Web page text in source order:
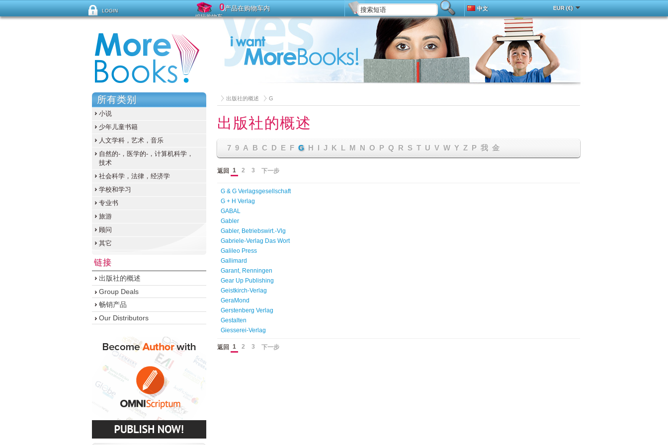
出版社的概述 G
出版社的概述
7 9 A B C D E F G H I J K L M N O P Q R S T U V W Y Z Р 我 金
返回 1 2 3 下一步
G & G Verlagsgesellschaft
G + H Verlag
GABAL
Gabler
Gabler, Betriebswirt.-Vlg
Gabriele-Verlag Das Wort
Galileo Press
Gallimard
Garant, Renningen
Gear Up Publishing
Geistkirch-Verlag
GeraMond
Gerstenberg Verlag
Gestalten
Giesserei-Verlag
返回 1 2 3 下一步
所有类别
小说
少年儿童书籍
人文学科，艺术，音乐
自然的-，医学的-，计算机科学，
技术
社会科学，法律，经济学
学校和学习
专业书
旅游
顾问
其它
链接
出版社的概述
Group Deals
畅销产品
Our Distributors
LOGIN
忘记密码？
0产品在购物车内
编辑购物车
安装
高级搜索
中文
Español
English
Magyar
Italy
Português
Русский
Türkçe
EUR (€)